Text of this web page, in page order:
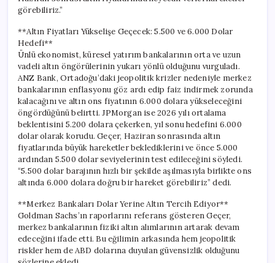
görebiliriz.”
**Altın Fiyatları Yükselişe Geçecek: 5.500 ve 6.000 Dolar
Hedefi**
Ünlü ekonomist, küresel yatırım bankalarının orta ve uzun
vadeli altın öngörülerinin yukarı yönlü olduğunu vurguladı.
ANZ Bank, Ortadoğu’daki jeopolitik krizler nedeniyle merkez
bankalarının enflasyonu göz ardı edip faiz indirmek zorunda
kalacağını ve altın ons fiyatının 6.000 dolara yükseleceğini
öngördüğünü belirtti. JPMorgan ise 2026 yılı ortalama
beklentisini 5.200 dolara çekerken, yıl sonu hedefini 6.000
dolar olarak korudu. Geçer, Haziran sonrasında altın
fiyatlarında büyük hareketler beklediklerini ve önce 5.000
ardından 5.500 dolar seviyelerinin test edileceğini söyledi.
“5.500 dolar barajının hızlı bir şekilde aşılmasıyla birlikte ons
altında 6.000 dolara doğru bir hareket görebiliriz” dedi.
**Merkez Bankaları Dolar Yerine Altın Tercih Ediyor**
Goldman Sachs’ın raporlarını referans gösteren Geçer,
merkez bankalarının fiziki altın alımlarının artarak devam
edeceğini ifade etti. Bu eğilimin arkasında hem jeopolitik
riskler hem de ABD dolarına duyulan güvensizlik olduğunu